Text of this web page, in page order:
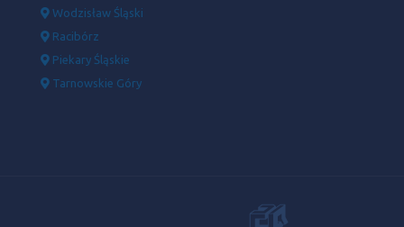
Wodzisław Śląski
Racibórz
Piekary Śląskie
Tarnowskie Góry